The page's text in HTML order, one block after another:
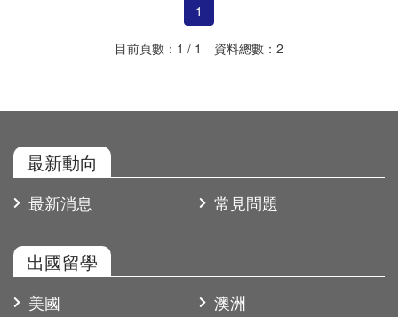
1
目前頁數：1 / 1 資料總數：2
最新動向
最新消息 常見問題
出國留學
美國 澳洲